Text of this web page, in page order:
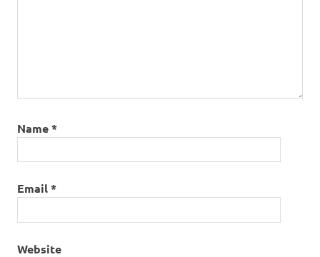
Name*
Email*
Website